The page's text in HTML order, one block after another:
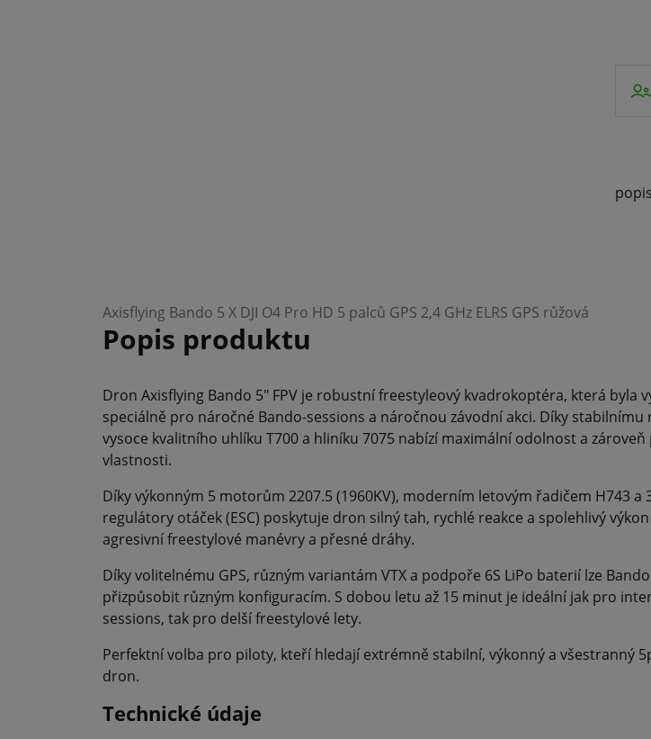
Axisflying Bando 5 X DJI O4 Pro HD 5 palců GPS 2,4 GHz ELRS GPS růžová
Popis produktu
Dron Axisflying Bando 5" FPV je robustní freestyleový kvadrokoptéra, která byla
speciálně pro náročné Bando-sessions a náročnou závodní akci. Díky stabilnímu
vysoce kvalitního uhlíku T700 a hliníku 7075 nabízí maximální odolnost a
vlastnosti.
Díky výkonným 5 motorům 2207.5 (1960KV), moderním letovým řadičem H743 a
regulátory otáček (ESC) poskytuje dron silný tah, rychlé reakce a spolehlivý
agresivní freestylové manévry a přesné dráhy.
Díky volitelnému GPS, různým variantám VTX a podpoře 6S LiPo baterií lze
přizpůsobit různým konfiguracím. S dobou letu až 15 minut je ideální jak pro
sessions, tak pro delší freestylové lety.
Perfektní volba pro piloty, kteří hledají extrémně stabilní, výkonný a všestranný
dron.
Technické údaje